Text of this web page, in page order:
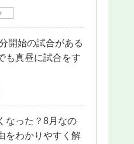
開始の試合がある
も真昼に試合をす
なった？8月なの
をわかりやすく解